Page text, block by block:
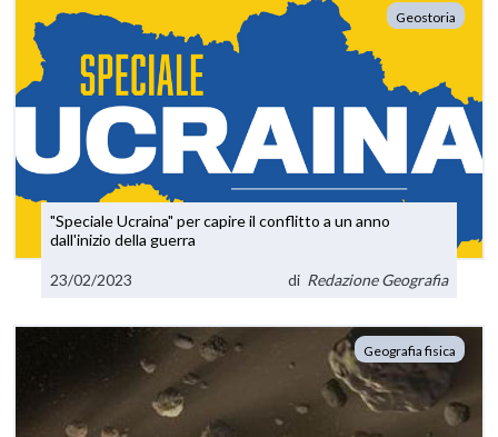
Geostoria
"Speciale Ucraina" per capire il conflitto a un anno
dall'inizio della guerra
23/02/2023 di Redazione Geografia
Geografia fisica